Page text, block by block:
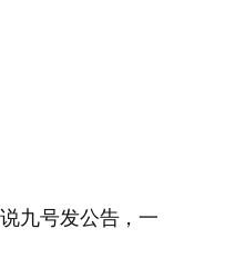
九号发公告，一